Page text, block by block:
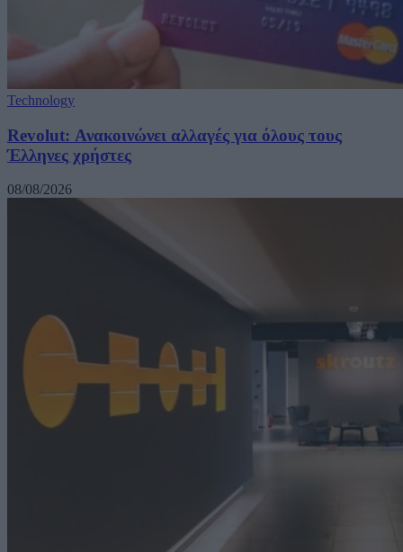
Technology
Revolut: Ανακοινώνει αλλαγές για όλους τους
Έλληνες χρήστες
08/08/2026